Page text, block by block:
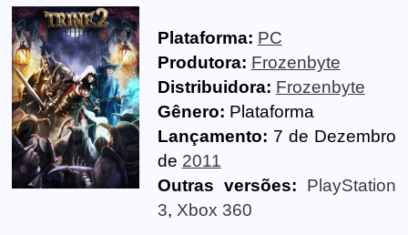
Plataforma: PC
Produtora: Frozenbyte
Distribuidora: Frozenbyte
Gênero: Plataforma
Lançamento: 7 de Dezembro
de 2011
Outras versões:
PlayStation
3, Xbox 360